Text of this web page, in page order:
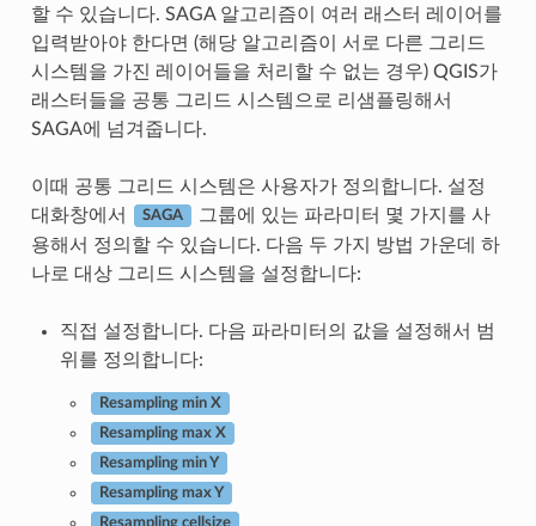
할 수 있습니다. SAGA 알고리즘이 여러 래스터 레이어를
입력받아야 한다면 (해당 알고리즘이 서로 다른 그리드
시스템을 가진 레이어들을 처리할 수 없는 경우) QGIS가
래스터들을 공통 그리드 시스템으로 리샘플링해서
SAGA에 넘겨줍니다.
이때 공통 그리드 시스템은 사용자가 정의합니다. 설정
대화창에서
SAGA
그룹에 있는 파라미터 몇 가지를 사
용해서 정의할 수 있습니다. 다음 두 가지 방법 가운데 하
나로 대상 그리드 시스템을 설정합니다:
직접 설정합니다. 다음 파라미터의 값을 설정해서 범
위를 정의합니다:
Resampling min X
Resampling max X
Resampling min Y
Resampling max Y